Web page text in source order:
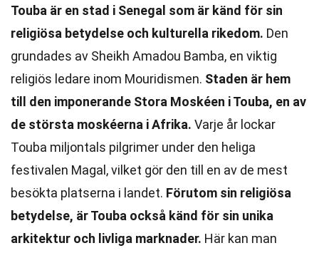
Touba är en stad i Senegal som är känd för sin
religiösa betydelse och kulturella rikedom. Den
grundades av Sheikh Amadou Bamba, en viktig
religiös ledare inom Mouridismen. Staden är hem
till den imponerande Stora Moskéen i Touba, en av
de största moskéerna i Afrika. Varje år lockar
Touba miljontals pilgrimer under den heliga
festivalen Magal, vilket gör den till en av de mest
besökta platserna i landet. Förutom sin religiösa
betydelse, är Touba också känd för sin unika
arkitektur och livliga marknader. Här kan man